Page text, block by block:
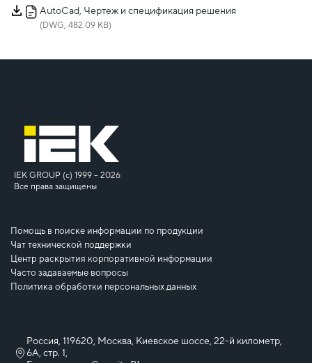
AutoCad, Чертеж и спецификация решения
(DWG, 482.09 KB)
IEK GROUP (c) 1999 – 2026
Все права защищены
Помощь в поиске информации по продукции
Чат технической поддержки
Центр раскрытия корпоративной информации
Часто задаваемые вопросы
Политика обработки персональных данных
Россия, 119620, Москва, Киевское шоссе, 22-й километр,
6А, стр. 1,